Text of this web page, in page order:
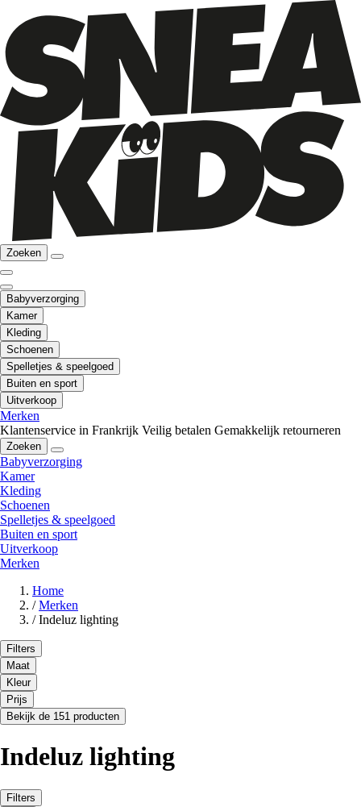
Zoeken
Babyverzorging
Kamer
Kleding
Schoenen
Spelletjes & speelgoed
Buiten en sport
Uitverkoop
Merken
Klantenservice in Frankrijk Veilig betalen Gemakkelijk retourneren
Zoeken
Babyverzorging
Kamer
Kleding
Schoenen
Spelletjes & speelgoed
Buiten en sport
Uitverkoop
Merken
Home
/ Merken
/ Indeluz lighting
Filters
Maat
Kleur
Prijs
Bekijk de 151 producten
Indeluz lighting
Filters